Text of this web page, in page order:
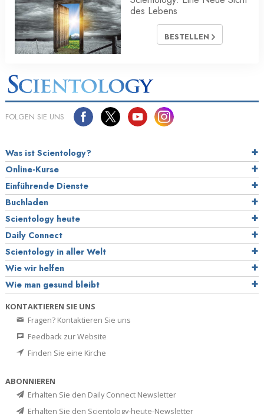
des Lebens
BESTELLEN
FOLGEN SIE UNS
Was ist Scientology?
Online-Kurse
Einführende Dienste
Buchladen
Scientology heute
Daily Connect
Scientology in aller Welt
Wie wir helfen
Wie man gesund bleibt
KONTAKTIEREN SIE UNS
Fragen? Kontaktieren Sie uns
Feedback zur Website
Finden Sie eine Kirche
ABONNIEREN
Erhalten Sie den Daily Connect Newsletter
Erhalten Sie den Scientology-heute-Newsletter